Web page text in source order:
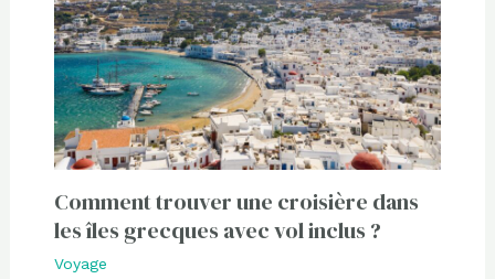
Comment trouver une croisière dans
les îles grecques avec vol inclus ?
Voyage